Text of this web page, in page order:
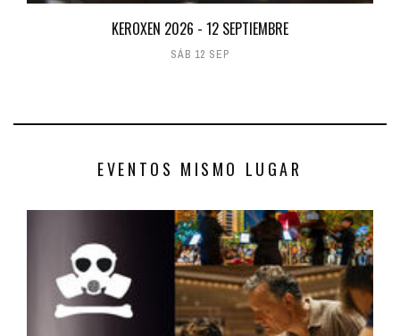
KEROXEN 2026 - 12 SEPTIEMBRE
SÁB 12 SEP
EVENTOS MISMO LUGAR